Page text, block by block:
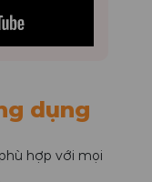
dụng
hợp với mọi